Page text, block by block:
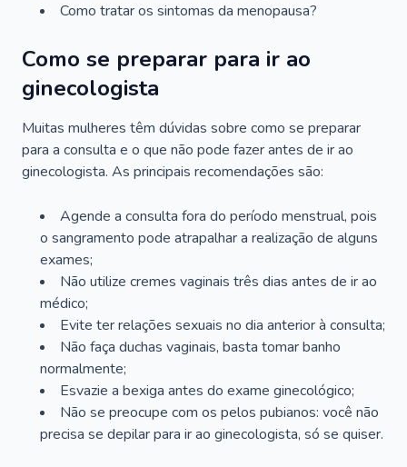
Como tratar os sintomas da menopausa?
Como se preparar para ir ao
ginecologista
Muitas mulheres têm dúvidas sobre como se preparar
para a consulta e o que não pode fazer antes de ir ao
ginecologista. As principais recomendações são:
Agende a consulta fora do período menstrual, pois
o sangramento pode atrapalhar a realização de alguns
exames;
Não utilize cremes vaginais três dias antes de ir ao
médico;
Evite ter relações sexuais no dia anterior à consulta;
Não faça duchas vaginais, basta tomar banho
normalmente;
Esvazie a bexiga antes do exame ginecológico;
Não se preocupe com os pelos pubianos: você não
precisa se depilar para ir ao ginecologista, só se quiser.